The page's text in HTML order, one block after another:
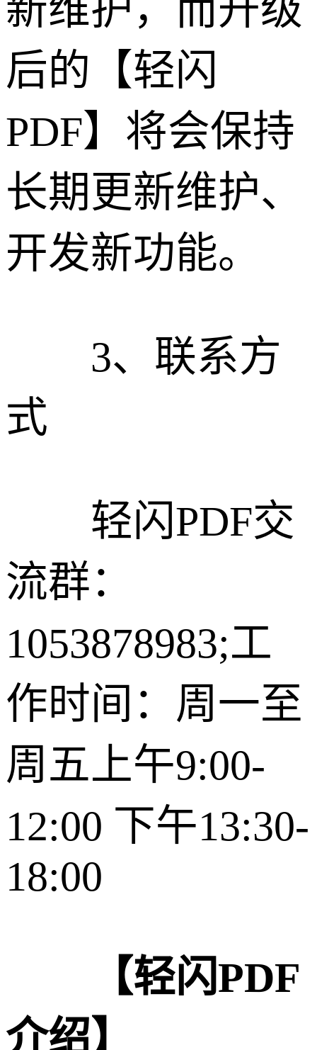
新维护，而升级
后的【轻闪
PDF】将会保持
长期更新维护、
开发新功能。
3、联系方
式
轻闪PDF交
流群：
1053878983;工
作时间：周一至
周五上午9:00-
12:00 下午13:30-
18:00
【轻闪PDF
介绍】